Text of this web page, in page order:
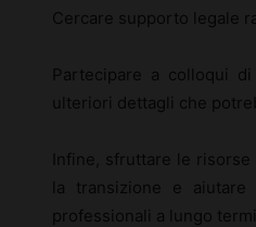
Cercare supporto legale
Partecipare a colloqui
ulteriori dettagli che
Infine, sfruttare le
la transizione e
professionali a lungo